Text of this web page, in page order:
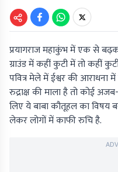
प्रयागराज महाकुंभ में एक से
ग्राउंड में कहीं कुटी में तो कहीं
पवित्र मेले में ईश्वर की
रुद्राक्ष की माला है तो कोई
लिए ये बाबा कौतूहल का विषय
लेकर लोगों में काफी रुचि है.